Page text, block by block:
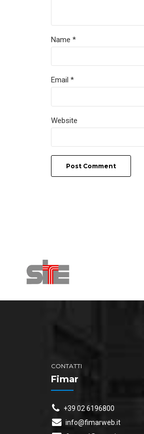
Name *
Email *
Website
Post Comment
CONTATTI
Fimar
+39 02 6196800
info@fimarweb.it